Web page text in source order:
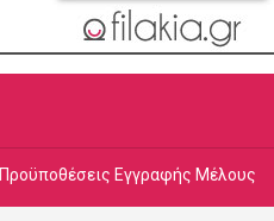
Προϋποθέσεις Εγγραφής Μέλους